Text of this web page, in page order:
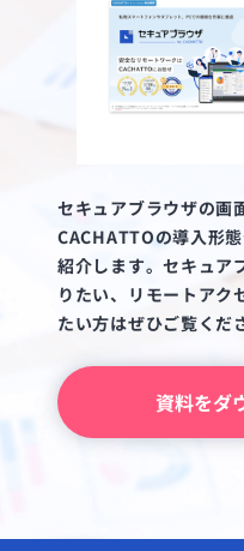
セキュアブラウザの画
CACHATTOの導入形
紹介します。セキュア
りたい、リモートアク
たい方はぜひご覧くだ
資料をダ